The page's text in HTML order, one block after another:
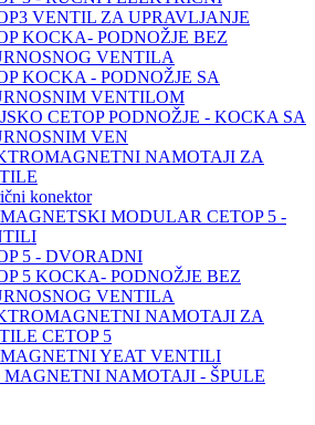
VENTIL ZA UPRAVLJANJE
KOCKA- PODNOŽJE BEZ
VENTILA
KOCKA - PODNOŽJE SA
VENTILOM
CETOP PODNOŽJE - KOCKA SA
VEN
NAMOTAJI ZA
konektor
MODULAR CETOP 5 -
5 - DVORADNI
5 KOCKA- PODNOŽJE BEZ
VENTILA
NAMOTAJI ZA
CETOP 5
YEAT VENTILI
NAMOTAJI - ŠPULE